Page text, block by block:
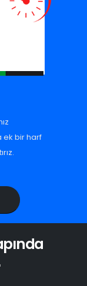
ek bir harf